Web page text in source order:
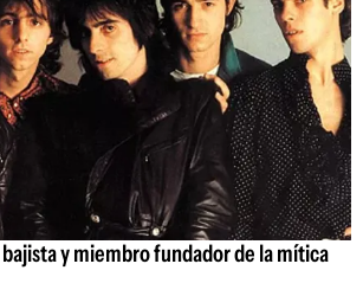
y miembro fundador de la mítica